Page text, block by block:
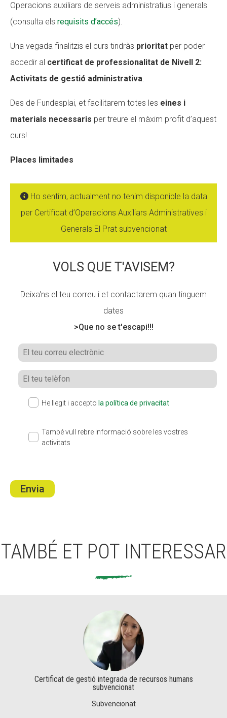
Operacions auxiliars de serveis administratius i generals
(consulta els requisits d’accés).
Una vegada finalitzis el curs tindràs prioritat per poder
accedir al certificat de professionalitat de Nivell 2:
Activitats de gestió administrativa.
Des de Fundesplai, et facilitarem totes les eines i
materials necessaris per treure el màxim profit d’aquest
curs!
Places limitades
Ho sentim, actualment no tenim disponible la data
per Certificat d’Operacions Auxiliars Administratives i
Generals El Prat subvencionat
VOLS QUE T'AVISEM?
Deixa'ns el teu correu i et contactarem quan tinguem
dates
>Que no se t'escapi!!!
He llegit i accepto la política de privacitat
També vull rebre informació sobre les vostres
activitats
Envia
TAMBÉ ET POT INTERESSAR
Certificat de gestió integrada de recursos humans
subvencionat
Subvencionat